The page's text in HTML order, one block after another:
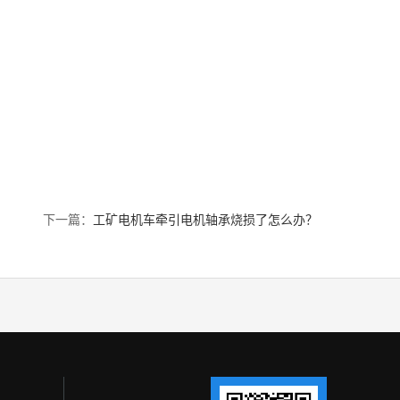
下一篇： 工矿电机车牵引电机轴承烧损了怎么办？